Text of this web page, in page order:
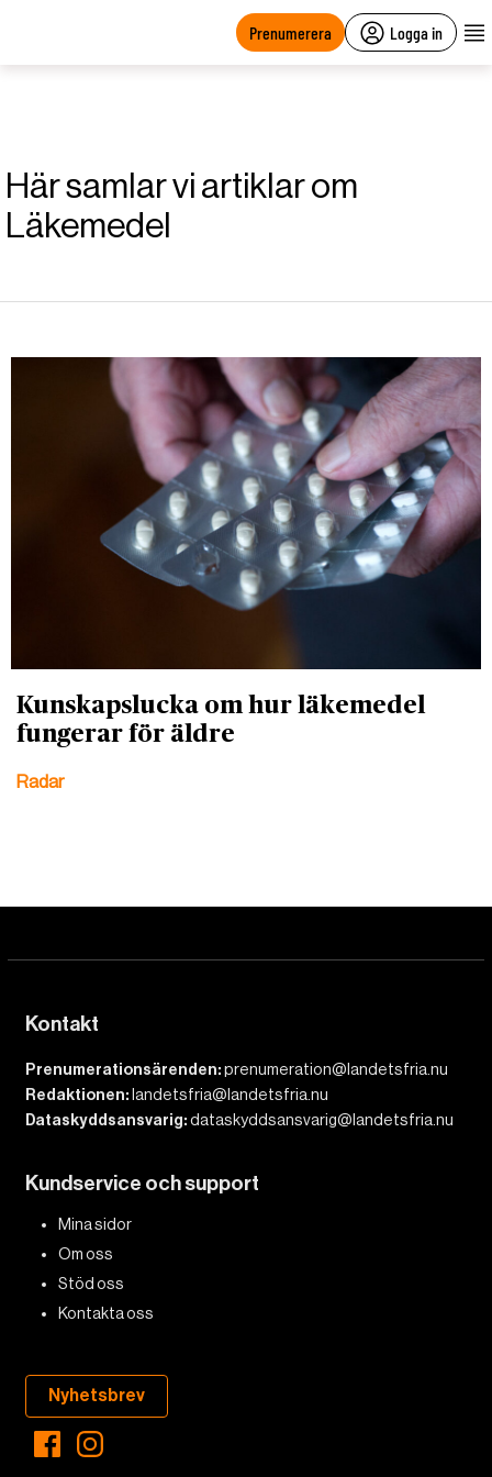
Prenumerera Logga in
Här samlar vi artiklar om
Läkemedel
Kunskapslucka om hur läkemedel
fungerar för äldre
Radar
Kontakt
Prenumerationsärenden:prenumeration@landetsfria.nu
Redaktionen:landetsfria@landetsfria.nu
Dataskyddsansvarig:dataskyddsansvarig@landetsfria.nu
Kundservice och support
Mina sidor
Om oss
Stöd oss
Kontakta oss
Nyhetsbrev